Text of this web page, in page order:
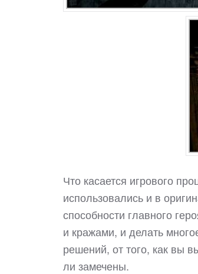
Что касается игрового
использовались и в
способности главного
и кражами, и делать
решений, от того, как вы
ли замечены.